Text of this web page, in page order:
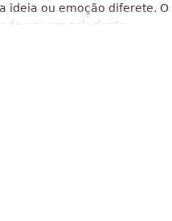
ideia ou emoção diferete. O
por um estudante
costuma ser também a
um solista de piano.
de Creative Commons
contido em artigo do